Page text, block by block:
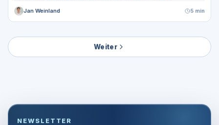
Jan Weinland 5 min
Weiter
NEWSLETTER